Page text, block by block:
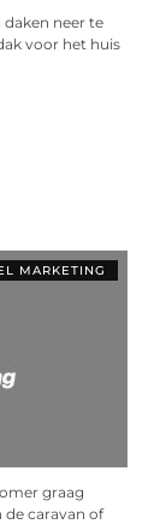
neer te
voor het huis
MARKETING
graag
de caravan of